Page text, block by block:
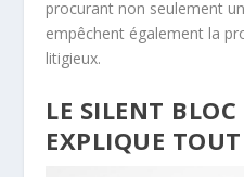
procurant non seulement
empêchent également la
litigieux.
LE SILENT
EXPLIQUE